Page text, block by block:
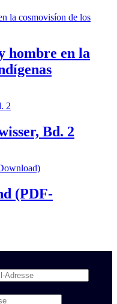
hombre en la
Bd. 2
(PDF-